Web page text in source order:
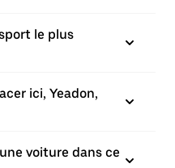
le plus
ici, Yeadon,
voiture dans ce